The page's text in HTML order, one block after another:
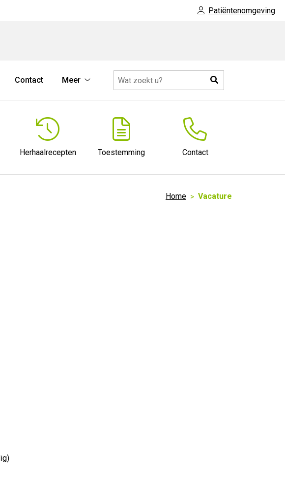
Patiëntenomgeving
Contact
Meer
submenu
Zoeken
Herhaalrecepten Toestemming Contact
Home Vacature